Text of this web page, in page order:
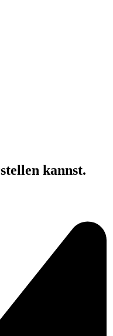
kannst.